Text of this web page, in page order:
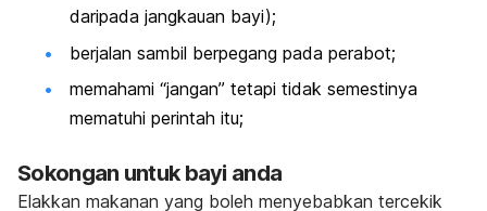
daripada jangkauan bayi);
berjalan sambil berpegang pada perabot;
memahami “jangan” tetapi tidak semestinya
mematuhi perintah itu;
Sokongan untuk bayi anda
Elakkan makanan yang boleh menyebabkan tercekik